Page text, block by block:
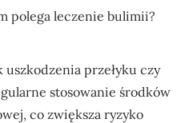
polega leczenie bulimii?
przełyku czy
stosowanie środków
co zwiększa ryzyko